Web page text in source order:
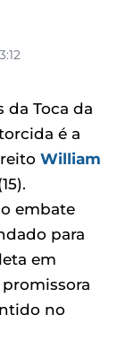
da Toca da
é a
William
embate
para
em
no